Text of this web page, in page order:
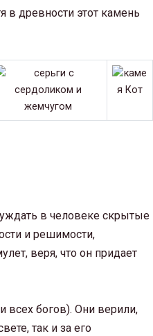
в древности этот камень
в человеке скрытые
и решимости,
веря, что он придает
всех богов). Они верили,
так и за его